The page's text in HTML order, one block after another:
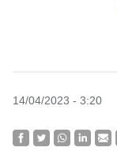
14/04/2023 - 3:20